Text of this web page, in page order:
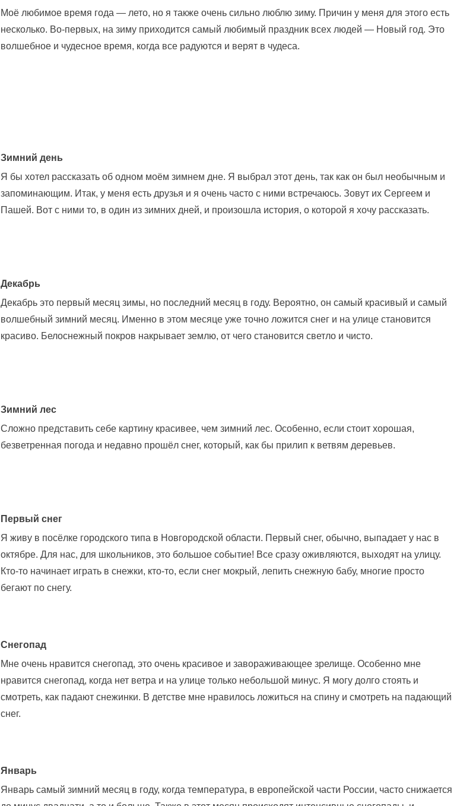
Моё любимое время года — лето, но я также очень сильно люблю зиму. Причин у меня для этого есть
несколько. Во-первых, на зиму приходится самый любимый праздник всех людей — Новый год. Это
волшебное и чудесное время, когда все радуются и верят в чудеса.
Зимний день
Я бы хотел рассказать об одном моём зимнем дне. Я выбрал этот день, так как он был необычным и
запоминающим. Итак, у меня есть друзья и я очень часто с ними встречаюсь. Зовут их Сергеем и
Пашей. Вот с ними то, в один из зимних дней, и произошла история, о которой я хочу рассказать.
Декабрь
Декабрь это первый месяц зимы, но последний месяц в году. Вероятно, он самый красивый и самый
волшебный зимний месяц. Именно в этом месяце уже точно ложится снег и на улице становится
красиво. Белоснежный покров накрывает землю, от чего становится светло и чисто.
Зимний лес
Сложно представить себе картину красивее, чем зимний лес. Особенно, если стоит хорошая,
безветренная погода и недавно прошёл снег, который, как бы прилип к ветвям деревьев.
Первый снег
Я живу в посёлке городского типа в Новгородской области. Первый снег, обычно, выпадает у нас в
октябре. Для нас, для школьников, это большое событие! Все сразу оживляются, выходят на улицу.
Кто-то начинает играть в снежки, кто-то, если снег мокрый, лепить снежную бабу, многие просто
бегают по снегу.
Снегопад
Мне очень нравится снегопад, это очень красивое и завораживающее зрелище. Особенно мне
нравится снегопад, когда нет ветра и на улице только небольшой минус. Я могу долго стоять и
смотреть, как падают снежинки. В детстве мне нравилось ложиться на спину и смотреть на падающий
снег.
Январь
Январь самый зимний месяц в году, когда температура, в европейской части России, часто снижается